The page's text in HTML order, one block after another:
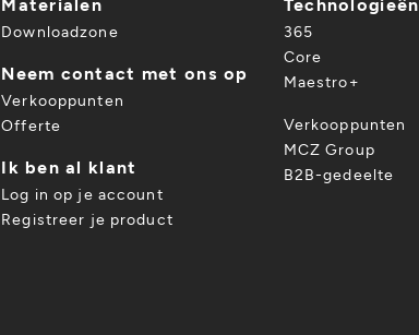
Downloadzone
Neem contact met ons op
Verkooppunten
Offerte
Ik ben al klant
Log in op je account
Registreer je product
365
Core
Maestro+
Verkooppunten
MCZ Group
B2B-gedeelte